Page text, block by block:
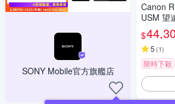
SONY Mobile官方旗艦店
Canon
USM 望
$
5 (1)
限時下殺